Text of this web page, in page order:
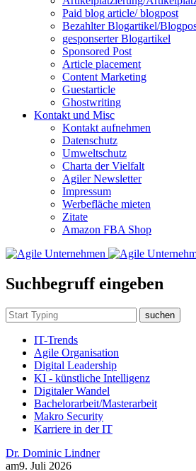
Paid blog article/ blogpost
Bezahlter Blogartikel/
gesponserter Blogartikel
Sponsored Post
Article placement
Content Marketing
Guestarticle
Ghostwriting
Kontakt und Misc
Kontakt aufnehmen
Datenschutz
Umweltschutz
Charta der Vielfalt
Agiler Newsletter
Impressum
Werbefläche mieten
Zitate
Amazon FBA Shop
Suchbegruff eingeben
suchen
IT-Trends
Agile Organisation
Digital Leadership
KI - künstliche Intelligenz
Digitaler Wandel
Bachelorarbeit/Masterarbeit
Makro Security
Karriere in der IT
Dr. Dominic Lindner
am9. Juli 2026